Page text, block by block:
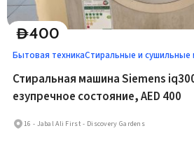
D400
Бытовая техникаСтиральные и
Стиральная машина Siemens
езупречное состояние, AED 400
16 - Jabal Ali First - Discovery Gardens